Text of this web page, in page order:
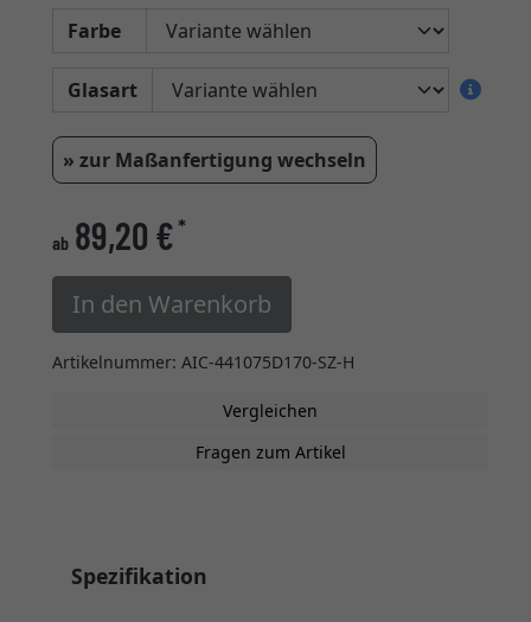
Farbe
Glasart
» zur Maßanfertigung wechseln
ab 89,20 €*
In den Warenkorb
Artikelnummer: AIC-441075D170-SZ-H
Vergleichen
Fragen zum Artikel
Spezifikation